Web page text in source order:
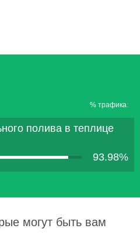
% трафика:
полива в теплице
93.98%
могут быть вам